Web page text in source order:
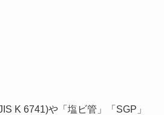
K 6741)や「塩ビ管」「SGP」